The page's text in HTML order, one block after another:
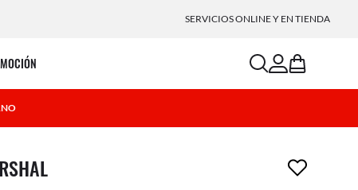
SERVICIOS ONLINE Y EN TIENDA
searchaccount
bag
ha sido eliminado a tu lista de deseos